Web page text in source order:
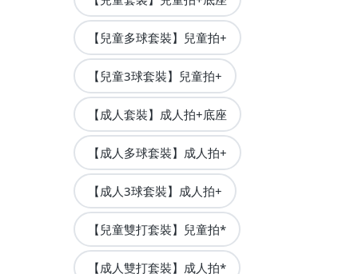
【兒童多球套裝】兒童拍+
【兒童3球套裝】兒童拍+
【成人套裝】成人拍+底座
【成人多球套裝】成人拍+
【成人3球套裝】成人拍+
【兒童雙打套裝】兒童拍*
【成人雙打套裝】成人拍*